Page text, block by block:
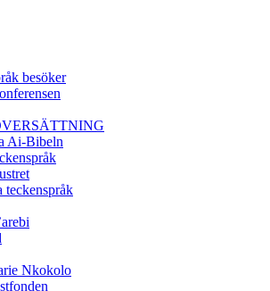
besöker
Ai-Bibeln
teckenspråk
Nkokolo